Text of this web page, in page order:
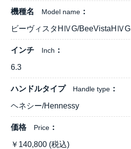
機種名 Model name
ビーヴィスタHⅣG/BeeVistaHⅣG
インチ Inch
6.3
ハンドルタイプ Handle type
ヘネシー/Hennessy
価格 Price
￥ 140,800 (税込)